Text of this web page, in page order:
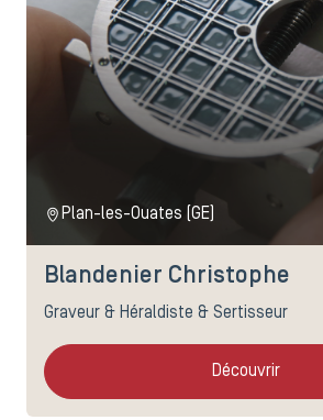
Plan-les-Ouates (GE)
Blandenier Christophe
Graveur & Héraldiste & Sertisseur
Découvrir